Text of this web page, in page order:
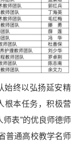
始终以弘扬延安精
根本任务，积极营
表”的优良师德师
普通高校教学名师